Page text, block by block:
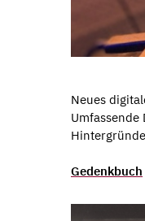
Neues
Gedenkbuch